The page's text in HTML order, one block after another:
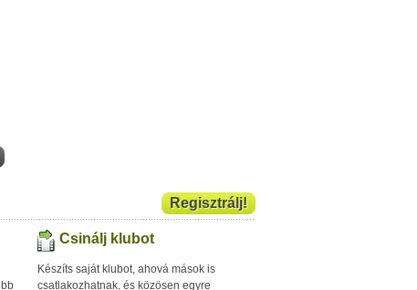
Regisztrálj!
Csinálj klubot
Készíts saját klubot, ahová mások is
csatlakozhatnak, és közösen egyre